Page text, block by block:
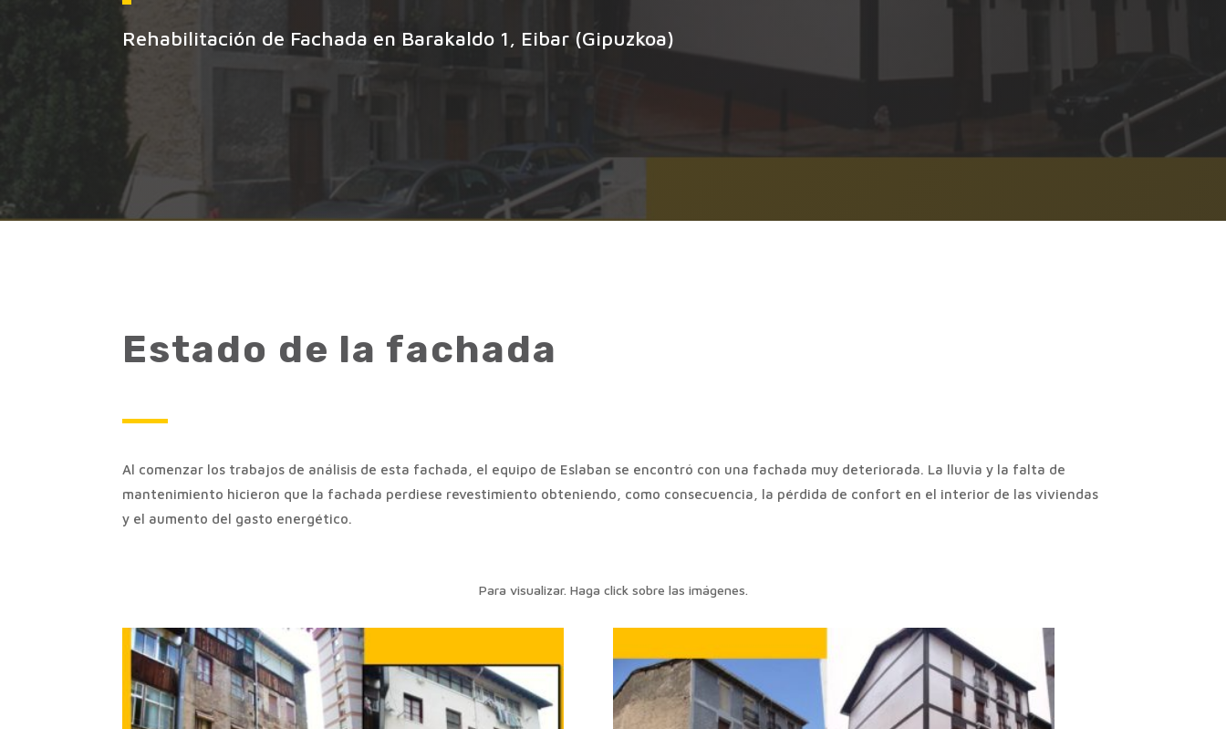
Rehabilitación de Fachada en Barakaldo 1, Eibar (Gipuzkoa)
Estado de la fachada
Al comenzar los trabajos de análisis de esta fachada, el equipo de Eslaban se encontró con una fachada muy deteriorada. La lluvia y la falta de
mantenimiento hicieron que la fachada perdiese revestimiento obteniendo, como consecuencia, la pérdida de confort en el interior de las viviendas
y el aumento del gasto energético.
Para visualizar. Haga click sobre las imágenes.